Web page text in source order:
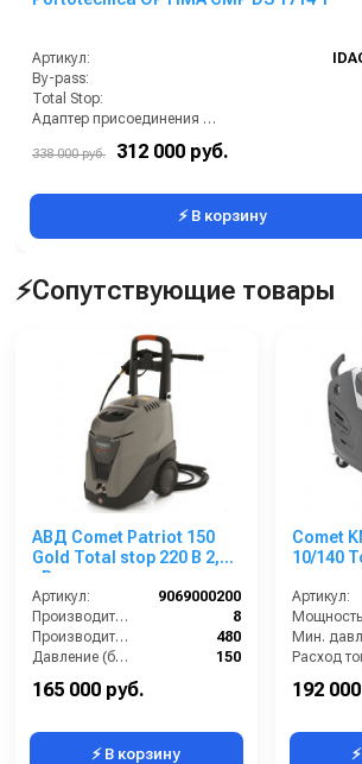
Артикул:
By-pass:
Total Stop:
Адаптер присоединения к шлангу:
Бак для ср. против накипи (л):
338 000 руб. 312 000 руб.
⚡ В корзину
⚡Сопутствующие товары
АВД Comet Patriot 150
Gold Total stop 220 В 2,3
кВт
Артикул:
9069000200
Производительность (л/мин):
8
Производительность (л/ч):
480
Давление (бар):
150
165 000 руб.
⚡ В корзину
Comet
10/140
Артикул:
192